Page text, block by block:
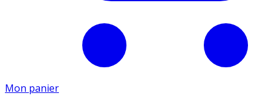
Mon panier